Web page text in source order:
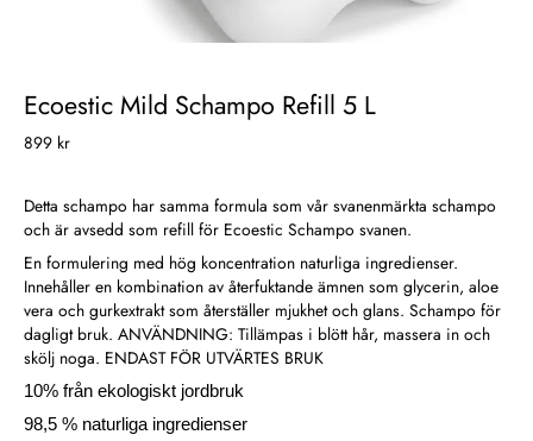
Ecoestic Mild Schampo Refill 5 L
899 kr
Detta schampo har samma formula som vår svanenmärkta schampo
och är avsedd som refill för Ecoestic Schampo svanen.
En formulering med hög koncentration naturliga ingredienser.
Innehåller en kombination av återfuktande ämnen som glycerin, aloe
vera och gurkextrakt som återställer mjukhet och glans. Schampo för
dagligt bruk. ANVÄNDNING: Tillämpas i blött hår, massera in och
skölj noga. ENDAST FÖR UTVÄRTES BRUK
10% från ekologiskt jordbruk
98,5 % naturliga ingredienser